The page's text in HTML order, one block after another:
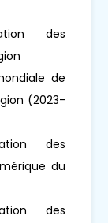
des
de
(2023-
des
du
des